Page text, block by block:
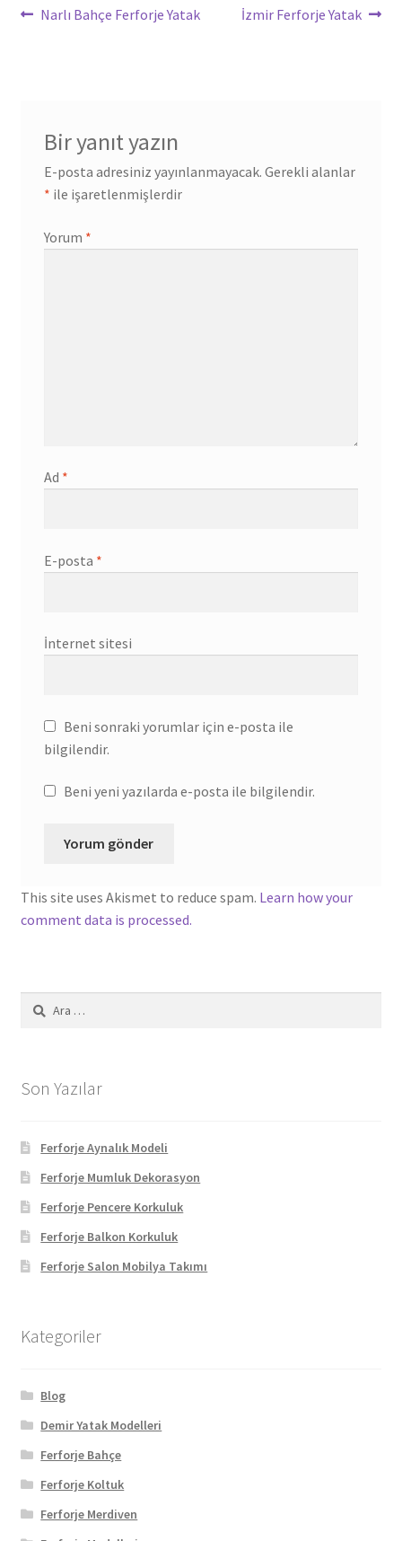
YazıÖnceki
Narlı Bahçe Ferforje Yatak
Sonraki
İzmir Ferforje Yatak
Bir yanıt yazın
E-posta adresiniz yayınlanmayacak. Gerekli alanlar
* ile işaretlenmişlerdir
Yorum *
Ad *
E-posta *
İnternet sitesi
Beni sonraki yorumlar için e-posta ile
bilgilendir.
Beni yeni yazılarda e-posta ile bilgilendir.
This site uses Akismet to reduce spam. Learn how your
comment data is processed.
Arama:
Son Yazılar
Ferforje Aynalık Modeli
Ferforje Mumluk Dekorasyon
Ferforje Pencere Korkuluk
Ferforje Balkon Korkuluk
Ferforje Salon Mobilya Takımı
Kategoriler
Blog
Demir Yatak Modelleri
Ferforje Bahçe
Ferforje Koltuk
Ferforje Merdiven